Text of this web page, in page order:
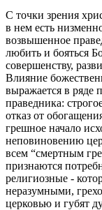
С точки зрения
в нем есть
возвышенное
любить и бояться
совершенству,
Влияние
выражается в ряде
праведника:
отказ от
грешное начало
неповиновению
всем “смертным
признаются
религиозные -
неразумными,
церковью и губят